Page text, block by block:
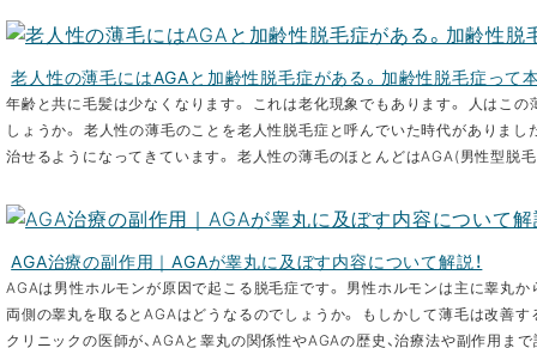
老人性の薄毛にはAGAと加齢性脱毛症がある。加齢性脱毛症って
年齢と共に毛髪は少なくなります。 これは老化現象でもあります。 人はこ
しょうか。 老人性の薄毛のことを老人性脱毛症と呼んでいた時代がありまし
治せるようになってきています。 老人性の薄毛のほとんどはAGA(男性型脱
AGA治療の副作用｜AGAが睾丸に及ぼす内容について解説！
AGAは男性ホルモンが原因で起こる脱毛症です。 男性ホルモンは主に睾丸か
両側の睾丸を取るとAGAはどうなるのでしょうか。 もしかして薄毛は改善
クリニックの医師が、AGAと睾丸の関係性やAGAの歴史、治療法や副作用ま